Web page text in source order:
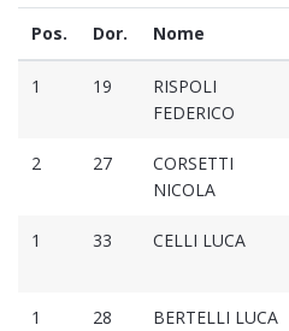
Pos. Dor. Nome
1 19
RISPOLI
FEDERICO
2 27
CORSETTI
NICOLA
1 33 CELLI LUCA
1 28 BERTELLI LUCA